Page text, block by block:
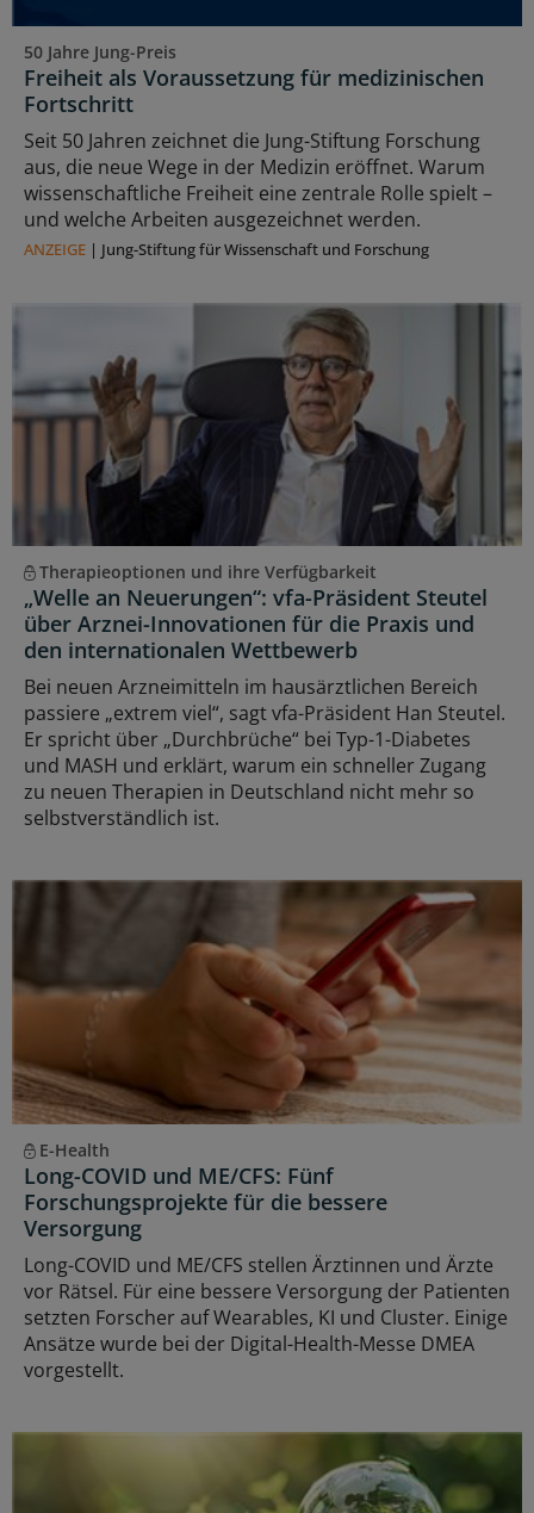
50 Jahre Jung-Preis
Freiheit als Voraussetzung für medizinischen
Fortschritt
Seit 50 Jahren zeichnet die Jung-Stiftung Forschung
aus, die neue Wege in der Medizin eröffnet. Warum
wissenschaftliche Freiheit eine zentrale Rolle spielt –
und welche Arbeiten ausgezeichnet werden.
ANZEIGE | Jung-Stiftung für Wissenschaft und Forschung
Therapieoptionen und ihre Verfügbarkeit
„Welle an Neuerungen“: vfa-Präsident Steutel
über Arznei-Innovationen für die Praxis und
den internationalen Wettbewerb
Bei neuen Arzneimitteln im hausärztlichen Bereich
passiere „extrem viel“, sagt vfa-Präsident Han Steutel.
Er spricht über „Durchbrüche“ bei Typ-1-Diabetes
und MASH und erklärt, warum ein schneller Zugang
zu neuen Therapien in Deutschland nicht mehr so
selbstverständlich ist.
E-Health
Long-COVID und ME/CFS: Fünf
Forschungsprojekte für die bessere
Versorgung
Long-COVID und ME/CFS stellen Ärztinnen und Ärzte
vor Rätsel. Für eine bessere Versorgung der Patienten
setzten Forscher auf Wearables, KI und Cluster. Einige
Ansätze wurde bei der Digital-Health-Messe DMEA
vorgestellt.